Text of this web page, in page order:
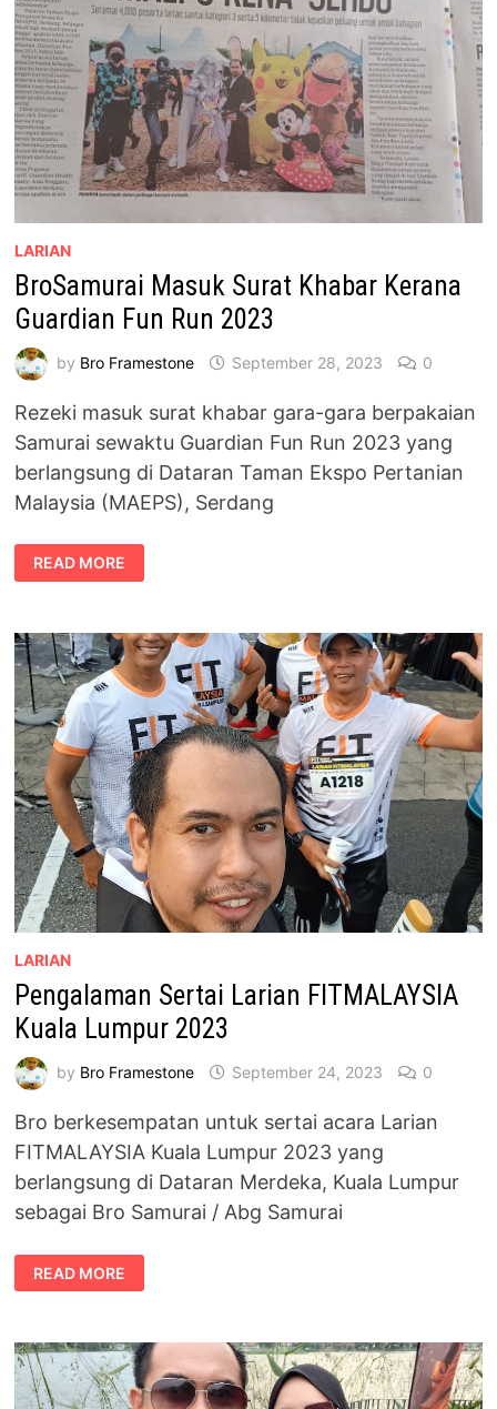
LARIAN
BroSamurai Masuk Surat Khabar Kerana
Guardian Fun Run 2023
by Bro Framestone September 28, 2023 0
Rezeki masuk surat khabar gara-gara berpakaian
Samurai sewaktu Guardian Fun Run 2023 yang
berlangsung di Dataran Taman Ekspo Pertanian
Malaysia (MAEPS), Serdang
BROSAMURAI
MASUK
SURAT
GUARDIAN
FUN
RUN
2023
READ MORE
LARIAN
Pengalaman Sertai Larian FITMALAYSIA
Kuala Lumpur 2023
by Bro Framestone September 24, 2023 0
Bro berkesempatan untuk sertai acara Larian
FITMALAYSIA Kuala Lumpur 2023 yang
berlangsung di Dataran Merdeka, Kuala Lumpur
sebagai Bro Samurai / Abg Samurai
PENGALAMAN
SERTAI
LARIAN
LUMPUR
2023
READ MORE